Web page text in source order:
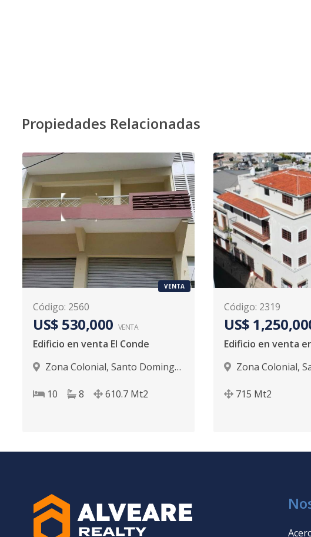
Propiedades Relacionadas
VENTA
Código: 2560
US$ 530,000 VENTA
Edificio en venta El Conde
Zona Colonial, Santo Domingo
10
8 610.7 Mt2
Código: 2319
US$
Zona Colonial,
715 Mt2